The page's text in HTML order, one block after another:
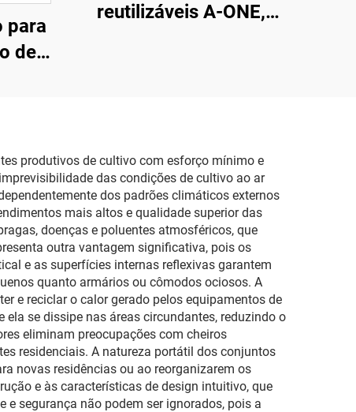
para
de
reutilizáveis A-ONE,
espessura, modelos 1–
100
produtivos de cultivo com esforço mínimo e
das condições de cultivo ao ar
dos padrões climáticos externos
mais altos e qualidade superior das
doenças e poluentes atmosféricos, que
outra vantagem significativa, pois os
e as superfícies internas reflexivas garantem
quanto armários ou cômodos ociosos. A
e reciclar o calor gerado pelos equipamentos de
se dissipe nas áreas circundantes, reduzindo o
eliminam preocupações com cheiros
residenciais. A natureza portátil dos conjuntos
novas residências ou ao reorganizarem os
e às características de design intuitivo, que
segurança não podem ser ignorados, pois a